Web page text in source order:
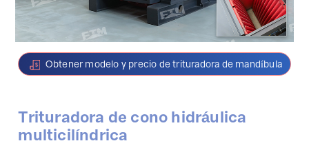
Obtener modelo y precio de trituradora de mandíbula
Trituradora de cono hidráulica
multicilíndrica